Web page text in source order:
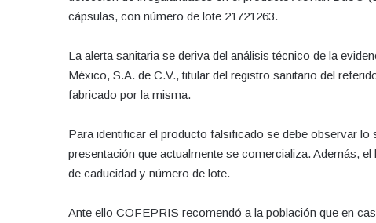
cápsulas, con número de lote 21721263.
La alerta sanitaria se deriva del análisis técnico de la
México, S.A. de C.V., titular del registro sanitario del
fabricado por la misma.
Para identificar el producto falsificado se debe observar
presentación que actualmente se comercializa. Además,
de caducidad y número de lote.
Ante ello COFEPRIS recomendó a la población que en